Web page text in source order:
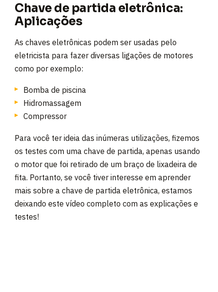
Chave de partida eletrônica:
Aplicações
As chaves eletrônicas podem ser usadas pelo
eletricista para fazer diversas ligações de motores
como por exemplo:
Bomba de piscina
Hidromassagem
Compressor
Para você ter ideia das inúmeras utilizações, fizemos
os testes com uma chave de partida, apenas usando
o motor que foi retirado de um braço de lixadeira de
fita. Portanto, se você tiver interesse em aprender
mais sobre a chave de partida eletrônica, estamos
deixando este vídeo completo com as explicações e
testes!